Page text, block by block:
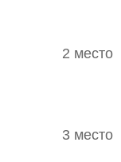
2 место
3 место